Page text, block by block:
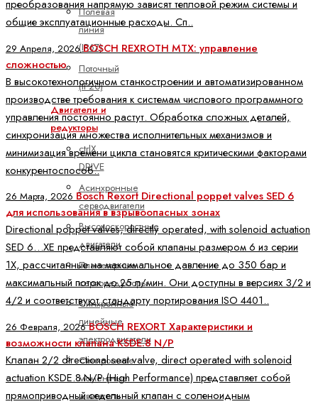
Полевая
линия
(IP67)
Поточный
(IP20)
Двигатели и
редукторы
ctrlX
DRIVE
Асинхронные
серводвигатели
Высокоскоростные
двигатели
Планетарные
серворедукторы
Синхронные
линейные
электродвигатели
Синхронные
моментные
двигатели
преобразования напрямую зависят тепловой режим системы и
общие эксплуатационные расходы. Сп..
29 Апреля, 2026BOSCH REXROTH MTX: управление
сложностью
В высокотехнологичном станкостроении и автоматизированном
производстве требования к системам числового программного
управления постоянно растут. Обработка сложных деталей,
синхронизация множества исполнительных механизмов и
минимизация времени цикла становятся критическими факторами
конкурентоспособ..
26 Марта, 2026 Bosch Rexort Directional poppet valves SED 6
для использования в взрывоопасных зонах
Directional poppet valves, directly operated, with solenoid actuation
SED 6…XE представляют собой клапаны размером 6 из серии
1X, рассчитанные на максимальное давление до 350 бар и
максимальный поток до 25 л/мин. Они доступны в версиях 3/2 и
4/2 и соответствуют стандарту портирования ISO 4401..
26 Февраля, 2026BOSCH REXORT Характеристики и
возможности клапана KSDE.8 N/P
Клапан 2/2 directional seat valve, direct operated with solenoid
actuation KSDE.8 N/P (High Performance) представляет собой
прямоприводный седельный клапан с соленоидным